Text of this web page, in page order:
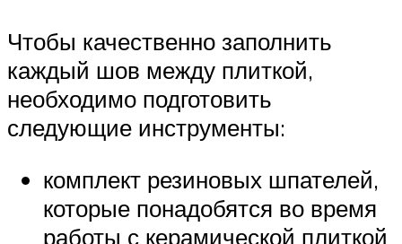
Чтобы качественно заполнить
каждый шов между плиткой,
необходимо подготовить
следующие инструменты:
комплект резиновых шпателей,
которые понадобятся во время
работы с керамической плиткой